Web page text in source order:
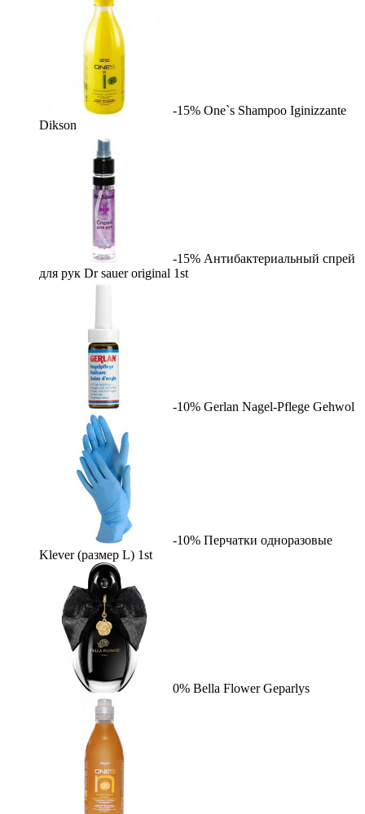
-15% One`s Shampoo Iginizzante
Dikson
-15% Антибактериальный спрей
для рук Dr sauer original 1st
-10% Gerlan Nagel-Pflege Gehwol
-10% Перчатки одноразовые
Klever (размер L) 1st
0% Bella Flower Geparlys